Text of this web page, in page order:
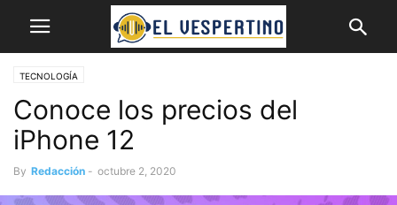
TECNOLOGÍA
Conoce los precios del
iPhone 12
By Redacción - octubre 2, 2020